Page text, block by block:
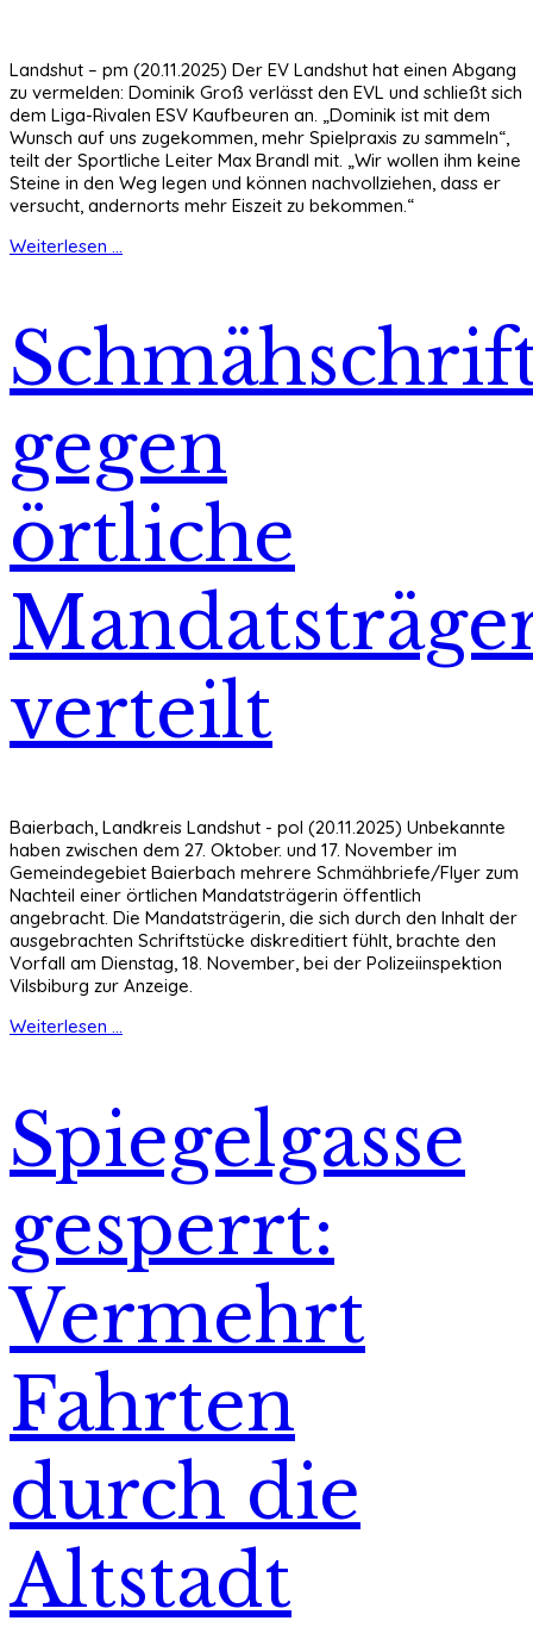
Landshut – pm (20.11.2025) Der EV Landshut hat einen Abgang
zu vermelden: Dominik Groß verlässt den EVL und schließt sich
dem Liga-Rivalen ESV Kaufbeuren an. „Dominik ist mit dem
Wunsch auf uns zugekommen, mehr Spielpraxis zu sammeln“,
teilt der Sportliche Leiter Max Brandl mit. „Wir wollen ihm keine
Steine in den Weg legen und können nachvollziehen, dass er
versucht, andernorts mehr Eiszeit zu bekommen.“
Weiterlesen ...
gegen
örtliche
verteilt
Baierbach, Landkreis Landshut - pol (20.11.2025) Unbekannte
haben zwischen dem 27. Oktober. und 17. November im
Gemeindegebiet Baierbach mehrere Schmähbriefe/Flyer zum
Nachteil einer örtlichen Mandatsträgerin öffentlich
angebracht. Die Mandatsträgerin, die sich durch den Inhalt der
ausgebrachten Schriftstücke diskreditiert fühlt, brachte den
Vorfall am Dienstag, 18. November, bei der Polizeiinspektion
Vilsbiburg zur Anzeige.
Weiterlesen ...
Spiegelgasse
gesperrt:
Vermehrt
Fahrten
durch die
Altstadt